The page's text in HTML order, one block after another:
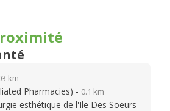
km
Pharmacies) - 0.1 km
esthétique de l'Ile Des Soeurs